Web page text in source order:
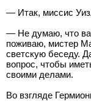
— Итак, миссис
— Не думаю, что
поживаю, мистер
светскую беседу.
вопрос, чтобы
своими делами.
Во взгляде